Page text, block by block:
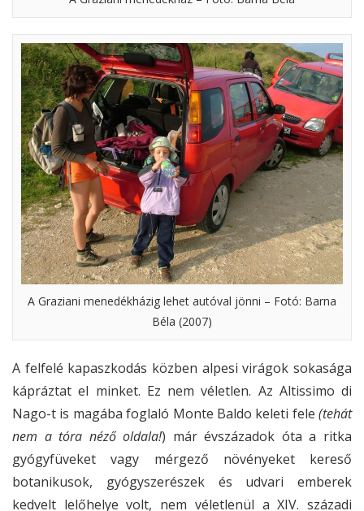
A Graziani menedékházig lehet autóval jönni – Fotó: Barna
Béla (2007)
A felfelé kapaszkodás közben alpesi virágok sokasága
kápráztat el minket. Ez nem véletlen. Az Altissimo di
Nago-t is magába foglaló Monte Baldo keleti fele (tehát
nem a tóra néző oldala!) már évszázadok óta a ritka
gyógyfüveket vagy mérgező növényeket kereső
botanikusok, gyógyszerészek és udvari emberek
kedvelt lelőhelye volt, nem véletlenül a XIV. századi